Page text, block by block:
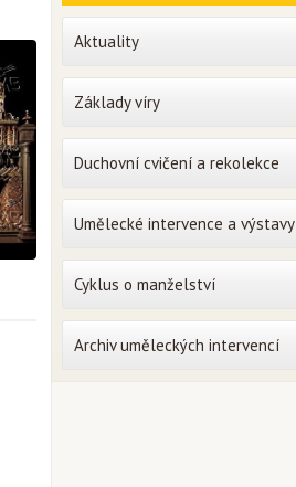
Aktuality
Základy víry
Duchovní cvičení a rekolekce
Umělecké intervence a výstavy
Cyklus o manželství
Archiv uměleckých intervencí